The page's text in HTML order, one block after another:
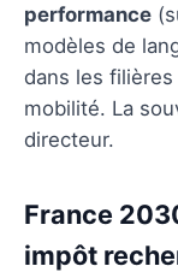
performance
modèles de
dans les
mobilité. La
directeur.
France
impôt